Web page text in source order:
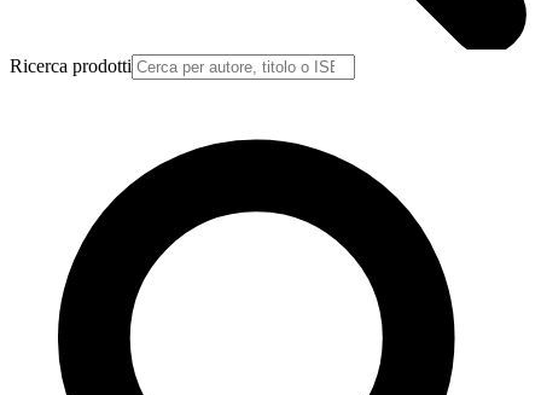
Ricerca prodotti